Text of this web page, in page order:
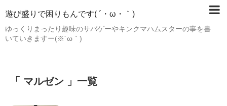
遊び盛りで困りもんです( ´・ω・｀)
ゆっくりまったり趣味のサバゲーやキンクマハムスターの事を書
いていきますー(※´ω｀)
「 マルゼン 」一覧